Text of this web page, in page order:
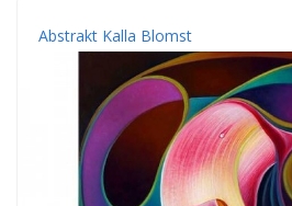
Abstrakt Kalla Blomst